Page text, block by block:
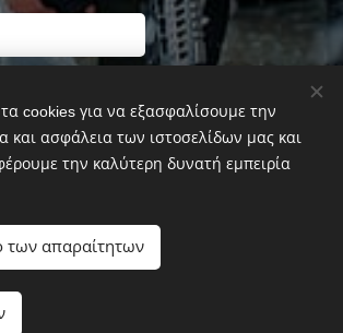
Είσοδος
σας;
cookies για να εξασφαλίσουμε την
και ασφάλεια των ιστοσελίδων μας και
την καλύτερη δυνατή εμπειρία
των απαραίτητων